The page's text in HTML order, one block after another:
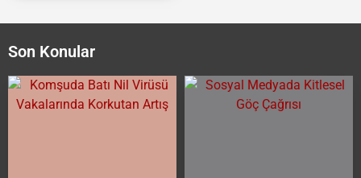
Son Konular